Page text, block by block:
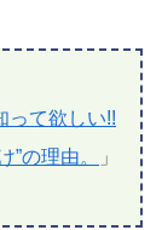
って欲しい!!
の理由。
」